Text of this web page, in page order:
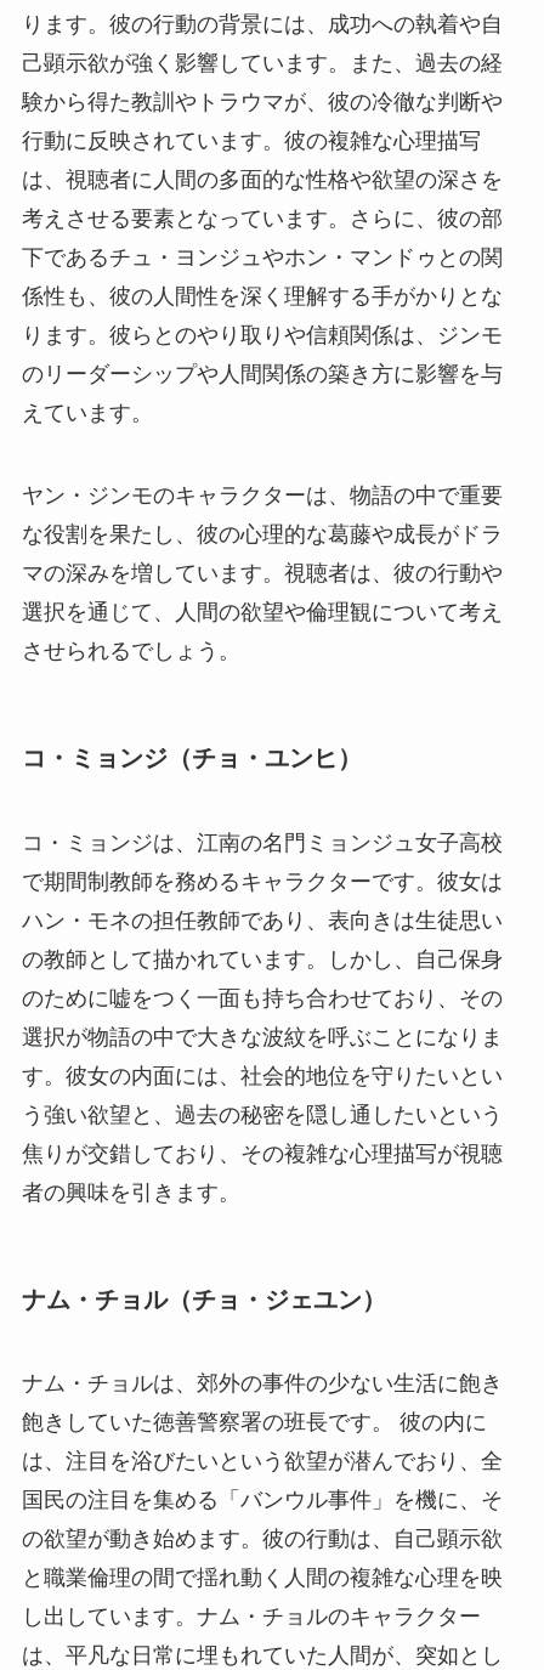
ります。彼の行動の背景には、成功への執着や自
己顕示欲が強く影響しています。また、過去の経
験から得た教訓やトラウマが、彼の冷徹な判断や
行動に反映されています。彼の複雑な心理描写
は、視聴者に人間の多面的な性格や欲望の深さを
考えさせる要素となっています。さらに、彼の部
下であるチュ・ヨンジュやホン・マンドゥとの関
係性も、彼の人間性を深く理解する手がかりとな
ります。彼らとのやり取りや信頼関係は、ジンモ
のリーダーシップや人間関係の築き方に影響を与
えています。
ヤン・ジンモのキャラクターは、物語の中で重要
な役割を果たし、彼の心理的な葛藤や成長がドラ
マの深みを増しています。視聴者は、彼の行動や
選択を通じて、人間の欲望や倫理観について考え
させられるでしょう。
コ・ミョンジ（チョ・ユンヒ）
コ・ミョンジは、江南の名門ミョンジュ女子高校
で期間制教師を務めるキャラクターです。彼女は
ハン・モネの担任教師であり、表向きは生徒思い
の教師として描かれています。しかし、自己保身
のために嘘をつく一面も持ち合わせており、その
選択が物語の中で大きな波紋を呼ぶことになりま
す。彼女の内面には、社会的地位を守りたいとい
う強い欲望と、過去の秘密を隠し通したいという
焦りが交錯しており、その複雑な心理描写が視聴
者の興味を引きます。
ナム・チョル（チョ・ジェユン）
ナム・チョルは、郊外の事件の少ない生活に飽き
飽きしていた徳善警察署の班長です。 彼の内に
は、注目を浴びたいという欲望が潜んでおり、全
国民の注目を集める「バンウル事件」を機に、そ
の欲望が動き始めます。彼の行動は、自己顕示欲
と職業倫理の間で揺れ動く人間の複雑な心理を映
し出しています。ナム・チョルのキャラクター
は、平凡な日常に埋もれていた人間が、突如とし